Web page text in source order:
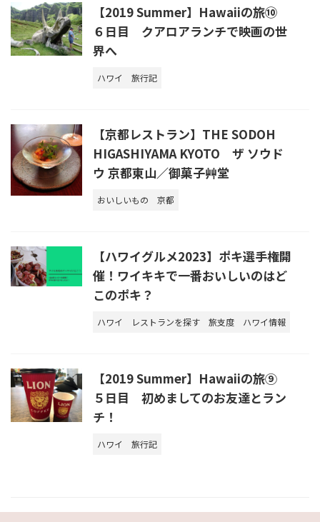
【2019 Summer】Hawaiiの旅⑩
６日目 クアロアランチで映画の世
界へ
ハワイ 旅行記
【京都レストラン】THE SODOH
HIGASHIYAMA KYOTO ザ ソウド
ウ 京都東山／御菓子艸堂
おいしいもの 京都
【ハワイグルメ2023】ポキ選手権開
催！ワイキキで一番おいしいのはど
このポキ？
ハワイ レストランを探す 旅支度 ハワイ情報
【2019 Summer】Hawaiiの旅⑨
５日目 初めましてのお友達とラン
チ！
ハワイ 旅行記